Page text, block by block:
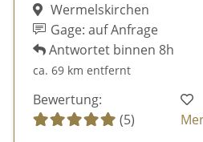
Wermelskirchen
Gage: auf Anfrage
Antwortet binnen 8h
ca. 69 km entfernt
Bewertung:
(5)